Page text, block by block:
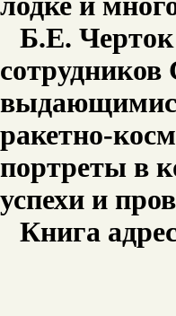
Б.Е.
ракетно-
портреты в
успехи и
Книга